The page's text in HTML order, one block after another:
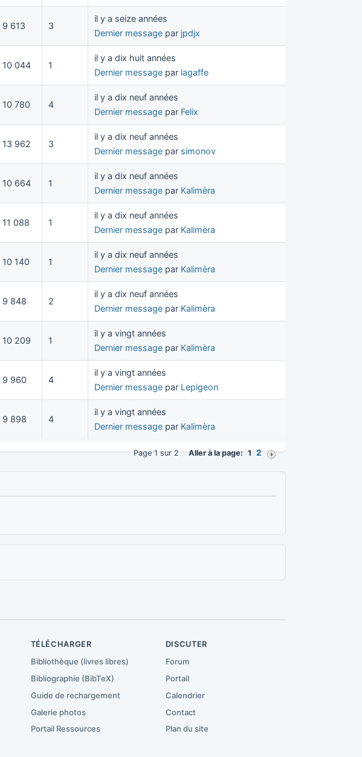
9 613 3
il y a seize années
Dernier message par jpdjx
10 044 1
il y a dix huit années
Dernier message par lagaffe
10 780 4
il y a dix neuf années
Dernier message par Felix
13 962 3
il y a dix neuf années
Dernier message par simonov
10 664 1
il y a dix neuf années
Dernier message par Kalimèra
11 088 1
il y a dix neuf années
Dernier message par Kalimèra
10 140 1
il y a dix neuf années
Dernier message par Kalimèra
9 848 2
il y a dix neuf années
Dernier message par Kalimèra
10 209 1
il y a vingt années
Dernier message par Kalimèra
9 960 4
il y a vingt années
Dernier message par Lepigeon
9 898 4
il y a vingt années
Dernier message par Kalimèra
Page 1 sur 2Aller à la page: 1 2
TÉLÉCHARGER
Bibliothèque (livres libres)
Bibliographie (BibTeX)
Guide de rechargement
Galerie photos
Portail Ressources
DISCUTER
Forum
Portail
Calendrier
Contact
Plan du site